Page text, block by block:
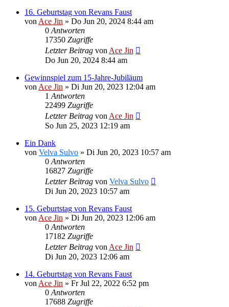
16. Geburtstag von Revans Faust
von Ace Jin » Do Jun 20, 2024 8:44 am
0 Antworten
17350 Zugriffe
Letzter Beitrag von Ace Jin
Do Jun 20, 2024 8:44 am
Gewinnspiel zum 15-Jahre-Jubiläum
von Ace Jin » Di Jun 20, 2023 12:04 am
1 Antworten
22499 Zugriffe
Letzter Beitrag von Ace Jin
So Jun 25, 2023 12:19 am
Ein Dank
von Velva Sulvo » Di Jun 20, 2023 10:57 am
0 Antworten
16827 Zugriffe
Letzter Beitrag von Velva Sulvo
Di Jun 20, 2023 10:57 am
15. Geburtstag von Revans Faust
von Ace Jin » Di Jun 20, 2023 12:06 am
0 Antworten
17182 Zugriffe
Letzter Beitrag von Ace Jin
Di Jun 20, 2023 12:06 am
14. Geburtstag von Revans Faust
von Ace Jin » Fr Jul 22, 2022 6:52 pm
0 Antworten
17688 Zugriffe